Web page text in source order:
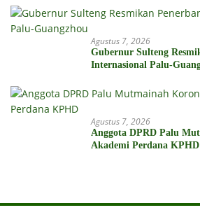
Agustus 7, 2026
Gubernur Sulteng
Internasional Palu-
Agustus 7, 2026
Anggota DPRD Palu
Akademi Perdana KPHD